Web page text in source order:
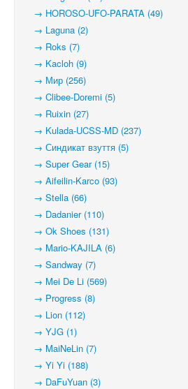
→ HOROSO-UFO-PARATA (49)
→ Laguna (2)
→ Roks (7)
→ Kacloh (9)
→ Мир (256)
→ Clibee-Doremi (5)
→ Ruixin (27)
→ Kulada-UCSS-MD (237)
→ Синдикат взуття (5)
→ Super Gear (15)
→ Aifeilin-Karco (93)
→ Stella (66)
→ Dadanier (110)
→ Ok Shoes (131)
→ Mario-KAJILA (6)
→ Sandway (7)
→ Mei De Li (569)
→ Progress (8)
→ Lion (112)
→ YJG (1)
→ MaiNeLin (7)
→ Yi Yi (188)
→ DaFuYuan (3)